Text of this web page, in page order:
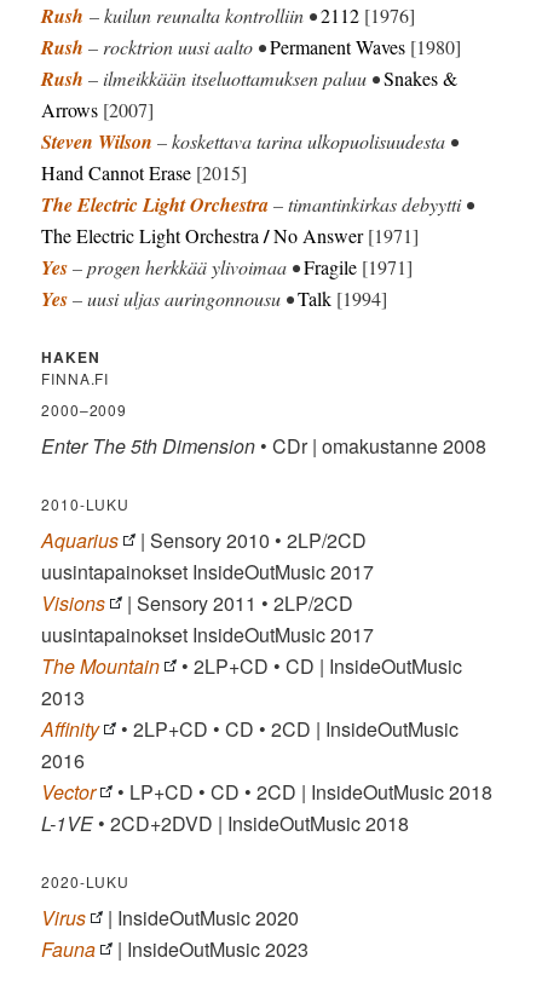
Rush – kuilun reunalta kontrolliin •2112 [1976]
Rush – rocktrion uusi aalto •Permanent Waves [1980]
Rush – ilmeikkään itseluottamuksen paluu •Snakes &
Arrows [2007]
Steven Wilson – koskettava tarina ulkopuolisuudesta •
Hand Cannot Erase [2015]
The Electric Light Orchestra– timantinkirkas debyytti •
The Electric Light Orchestra/No Answer[1971]
Yes– progen herkkää ylivoimaa •Fragile [1971]
Yes– uusi uljas auringonnousu •Talk [1994]
HAKEN
FINNA.FI
2000–2009
Enter The 5th Dimension • CDr | omakustanne 2008
2010-LUKU
Aquarius
| Sensory 2010 • 2LP/2CD
uusintapainokset InsideOutMusic 2017
Visions
| Sensory 2011 • 2LP/2CD
uusintapainokset InsideOutMusic 2017
The Mountain
• 2LP+CD • CD | InsideOutMusic
2013
Affinity
• 2LP+CD • CD • 2CD | InsideOutMusic
2016
Vector
• LP+CD • CD • 2CD | InsideOutMusic 2018
L-1VE • 2CD+2DVD | InsideOutMusic 2018
2020-LUKU
Virus
| InsideOutMusic 2020
Fauna
| InsideOutMusic 2023